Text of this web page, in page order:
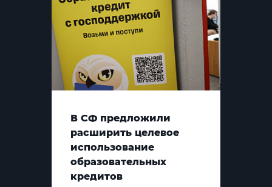
В СФ предложили
расширить целевое
использование
образовательных
кредитов